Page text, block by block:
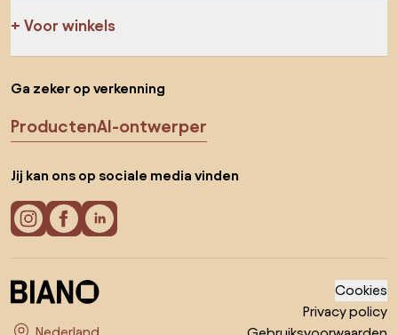
Voor winkels
Ga zeker op verkenning
ProductenAI-ontwerper
Jij kan ons op sociale media vinden
Cookies
Privacy policy